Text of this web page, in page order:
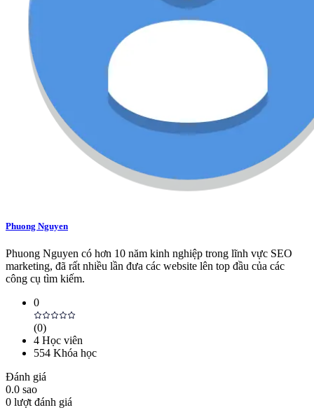
Phuong Nguyen
Phuong Nguyen có hơn 10 năm kinh nghiệp trong lĩnh vực SEO
marketing, đã rất nhiều lần đưa các website lên top đầu của các
công cụ tìm kiếm.
0
(0)
4 Học viên
554 Khóa học
Đánh giá
0.0 sao
0 lượt đánh giá